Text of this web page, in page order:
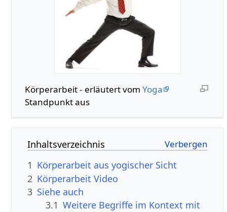
Körperarbeit‏‎ - erläutert vom Yoga
Standpunkt aus
Inhaltsverzeichnis
1 Körperarbeit aus yogischer Sicht
2
Körperarbeit‏‎ Video
3 Siehe auch
3.1 Weitere Begriffe im Kontext mit